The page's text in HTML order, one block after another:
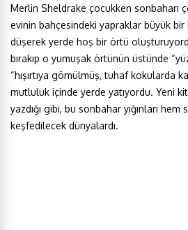
Merlin Sheldrake çocukken sonbaharı
evinin bahçesindeki yapraklar büyük bir
düşerek yerde hoş bir örtü
bırakıp o yumuşak örtünün üstünde
“hışırtıya gömülmüş, tuhaf kokularda
mutluluk içinde yerde yatıyordu. Yeni
yazdığı gibi, bu sonbahar yığınları
keşfedilecek dünyalardı.